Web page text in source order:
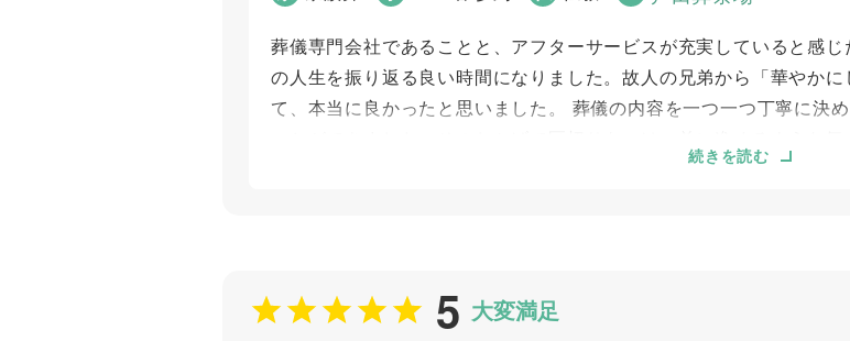
葬儀専門会社であることと、アフターサービスが充実していると感
の人生を振り返る良い時間になりました。故人の兄弟から「華やか
て、本当に良かったと思いました。 葬儀の内容を一つ一つ丁寧に決
はないと気づきました。故人をしっかりと見送りたいという方には
打ち合わせの対応 5
続きを読む
5 大変満足